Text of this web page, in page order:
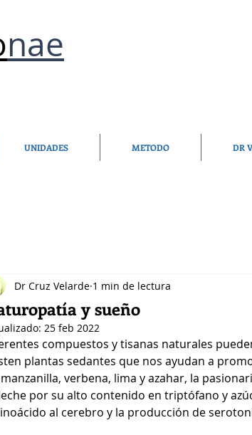
nae
UNIDADES METODO DR
y sueño
Dr Cruz Velarde 1 min de lectura
25 feb 2022
compuestos y tisanas naturales
plantas sedantes que nos ayudan a
manzanilla, verbena, lima y azahar, la
por su alto contenido en triptófano y
al cerebro y la producción de